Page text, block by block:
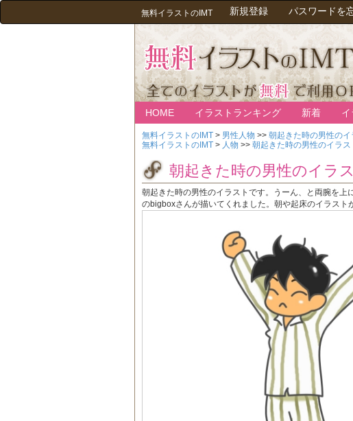
無料イラストのIMT 新規登録 パスワードを
HOME イラストランキング 新着
無料イラストのIMT > 男性人物 >> 朝起きた時の男性のイ
無料イラストのIMT > 人物 >> 朝起きた時の男性のイラス
朝起きた時の男性のイラ
朝起きた時の男性のイラストです。うーん、と両腕を
のbigboxさんが描いてくれました。朝や起床のイラスト